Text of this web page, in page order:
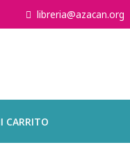
libreria@azacan.org
CARRITO